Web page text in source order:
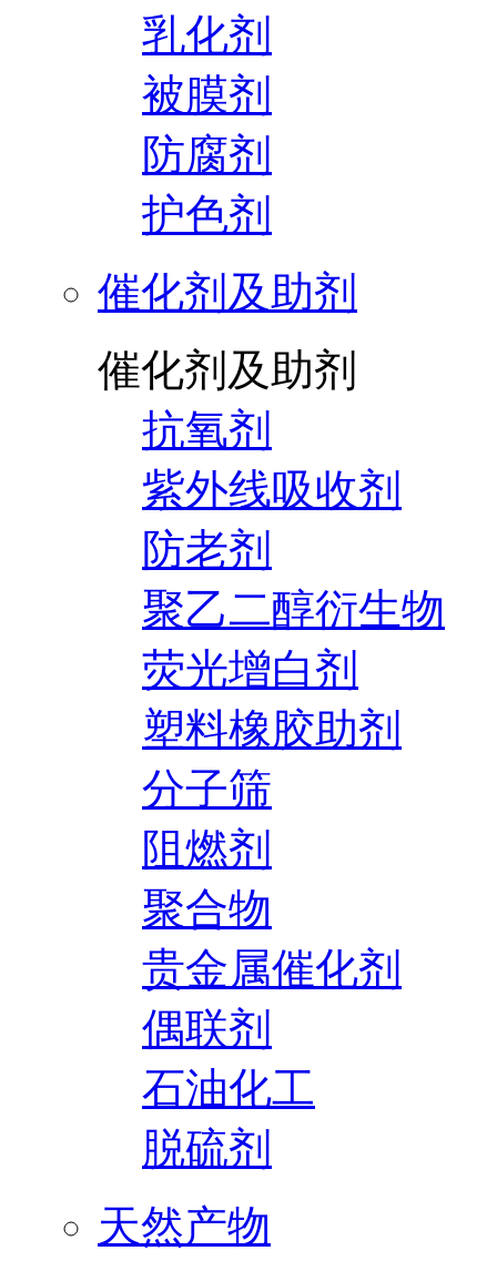
乳化剂
被膜剂
防腐剂
护色剂
催化剂及助剂
催化剂及助剂
抗氧剂
紫外线吸收剂
防老剂
聚乙二醇衍生物
荧光增白剂
塑料橡胶助剂
分子筛
阻燃剂
聚合物
贵金属催化剂
偶联剂
石油化工
脱硫剂
天然产物